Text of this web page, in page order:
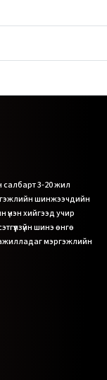
салбарт 3-20 жил
шинжээчдийн
хийгээд учир
шинэ өнгө
мэргэжлийн